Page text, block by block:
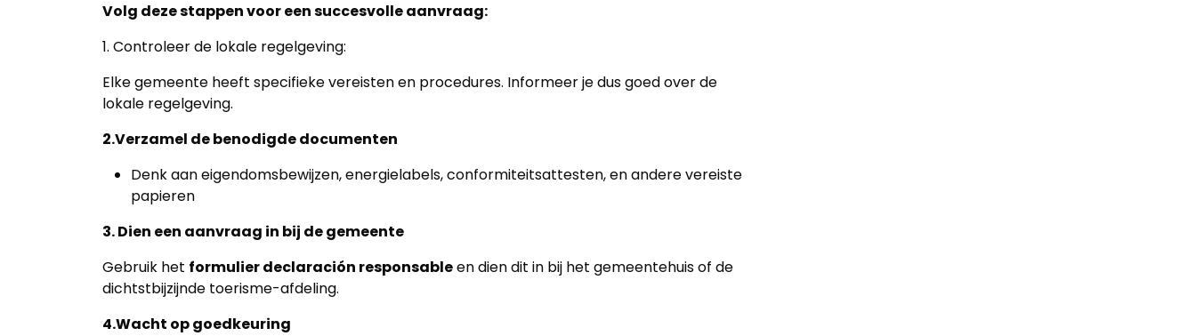
Volg deze stappen voor een succesvolle aanvraag:
1. Controleer de lokale regelgeving:
Elke gemeente heeft specifieke vereisten en procedures. Informeer je dus goed over de
lokale regelgeving.
2.Verzamel de benodigde documenten
Denk aan eigendomsbewijzen, energielabels, conformiteitsattesten, en andere vereiste
papieren
3. Dien een aanvraag in bij de gemeente
Gebruik het formulier declaración responsableen dien dit in bij het gemeentehuis of de
dichtstbijzijnde toerisme-afdeling.
4.Wacht op goedkeuring